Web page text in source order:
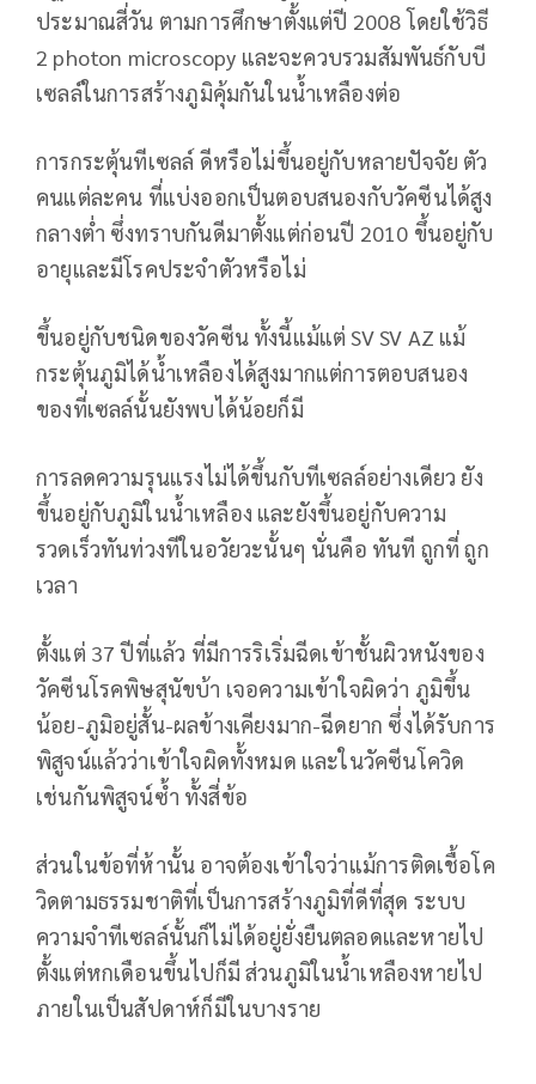
ประมาณสี่วัน ตามการศึกษาตั้งแต่ปี 2008 โดยใช้วิธี
2 photon microscopy และจะควบรวมสัมพันธ์กับบี
เซลล์ในการสร้างภูมิคุ้มกันในน้ำเหลืองต่อ
การกระตุ้นทีเซลล์ ดีหรือไม่ขึ้นอยู่กับหลายปัจจัย ตัว
คนแต่ละคน ที่แบ่งออกเป็นตอบสนองกับวัคซีนได้สูง
กลางต่ำ ซึ่งทราบกันดีมาตั้งแต่ก่อนปี 2010 ขึ้นอยู่กับ
อายุและมีโรคประจำตัวหรือไม่
ขึ้นอยู่กับชนิดของวัคซีน ทั้งนี้แม้แต่ SV SV AZ แม้
กระตุ้นภูมิได้น้ำเหลืองได้สูงมากแต่การตอบสนอง
ของที่เซลล์นั้นยังพบได้น้อยก็มี
การลดความรุนแรงไม่ได้ขึ้นกับทีเซลล์อย่างเดียว ยัง
ขึ้นอยู่กับภูมิในน้ำเหลือง และยังขึ้นอยู่กับความ
รวดเร็วทันท่วงทีในอวัยวะนั้นๆ นั่นคือ ทันที ถูกที่ ถูก
เวลา
ตั้งแต่ 37 ปีที่แล้ว ที่มีการริเริ่มฉีดเข้าชั้นผิวหนังของ
วัคซีนโรคพิษสุนัขบ้า เจอความเข้าใจผิดว่า ภูมิขึ้น
น้อย-ภูมิอยู่สั้น-ผลข้างเคียงมาก-ฉีดยาก ซึ่งได้รับการ
พิสูจน์แล้วว่าเข้าใจผิดทั้งหมด และในวัคซีนโควิด
เช่นกันพิสูจน์ซ้ำ ทั้งสี่ข้อ
ส่วนในข้อที่ห้านั้น อาจต้องเข้าใจว่าแม้การติดเชื้อโค
วิดตามธรรมชาติที่เป็นการสร้างภูมิที่ดีที่สุด ระบบ
ความจำทีเซลล์นั้นก็ไม่ได้อยู่ยั่งยืนตลอดและหายไป
ตั้งแต่หกเดือนขึ้นไปก็มี ส่วนภูมิในน้ำเหลืองหายไป
ภายในเป็นสัปดาห์ก็มีในบางราย